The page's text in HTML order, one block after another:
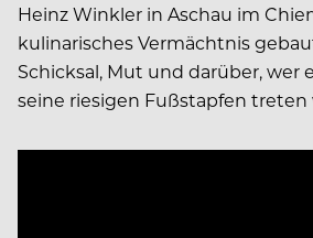
Heinz Winkler in Aschau im
kulinarisches Vermächtnis
Schicksal, Mut und darüber, wer
seine riesigen Fußstapfen treten